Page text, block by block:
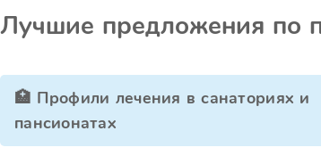
Лучшие предложения по
🏥 Профили лечения в санаториях и
пансионатах